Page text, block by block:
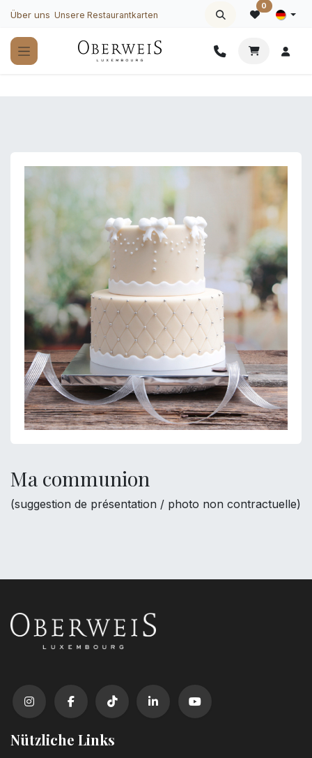
Zum Inhalt springen
Über uns Unsere Restaurantkarten
0
Ma communion
(suggestion de présentation / photo non contractuelle)
Nützliche Links